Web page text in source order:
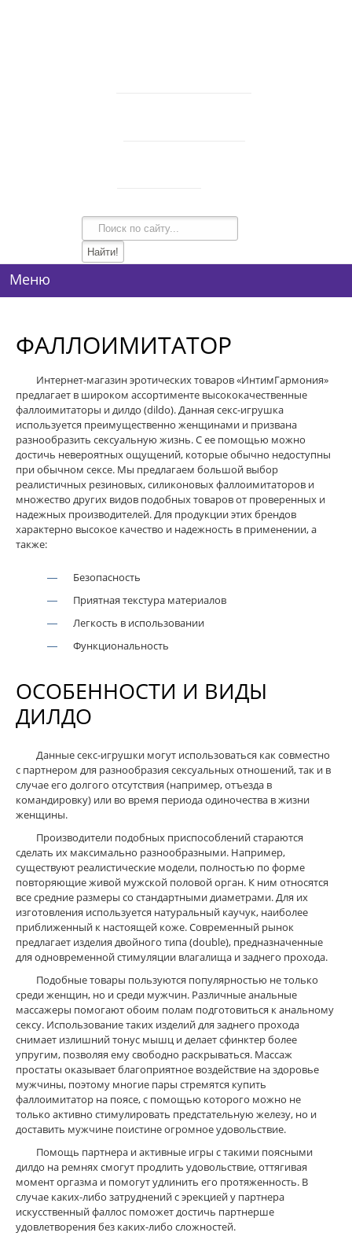
Меню
ФАЛЛОИМИТАТОР
Интернет-магазин эротических товаров «ИнтимГармония»
предлагает в широком ассортименте высококачественные
фаллоимитаторы и дилдо (dildo). Данная секс-игрушка
используется преимущественно женщинами и призвана
разнообразить сексуальную жизнь. С ее помощью можно
достичь невероятных ощущений, которые обычно недоступны
при обычном сексе. Мы предлагаем большой выбор
реалистичных резиновых, силиконовых фаллоимитаторов и
множество других видов подобных товаров от проверенных и
надежных производителей. Для продукции этих брендов
характерно высокое качество и надежность в применении, а
также:
Безопасность
Приятная текстура материалов
Легкость в использовании
Функциональность
ОСОБЕННОСТИ И ВИДЫ
ДИЛДО
Данные секс-игрушки могут использоваться как совместно
с партнером для разнообразия сексуальных отношений, так и в
случае его долгого отсутствия (например, отъезда в
командировку) или во время периода одиночества в жизни
женщины.
Производители подобных приспособлений стараются
сделать их максимально разнообразными. Например,
существуют реалистические модели, полностью по форме
повторяющие живой мужской половой орган. К ним относятся
все средние размеры со стандартными диаметрами. Для их
изготовления используется натуральный каучук, наиболее
приближенный к настоящей коже. Современный рынок
предлагает изделия двойного типа (double), предназначенные
для одновременной стимуляции влагалища и заднего прохода.
Подобные товары пользуются популярностью не только
среди женщин, но и среди мужчин. Различные анальные
массажеры помогают обоим полам подготовиться к анальному
сексу. Использование таких изделий для заднего прохода
снимает излишний тонус мышц и делает сфинктер более
упругим, позволяя ему свободно раскрываться. Массаж
простаты оказывает благоприятное воздействие на здоровье
мужчины, поэтому многие пары стремятся купить
фаллоимитатор на поясе, с помощью которого можно не
только активно стимулировать предстательную железу, но и
доставить мужчине поистине огромное удовольствие.
Помощь партнера и активные игры с такими поясными
дилдо на ремнях смогут продлить удовольствие, оттягивая
момент оргазма и помогут удлинить его протяженность. В
случае каких-либо затруднений с эрекцией у партнера
искусственный фаллос поможет достичь партнерше
удовлетворения без каких-либо сложностей.